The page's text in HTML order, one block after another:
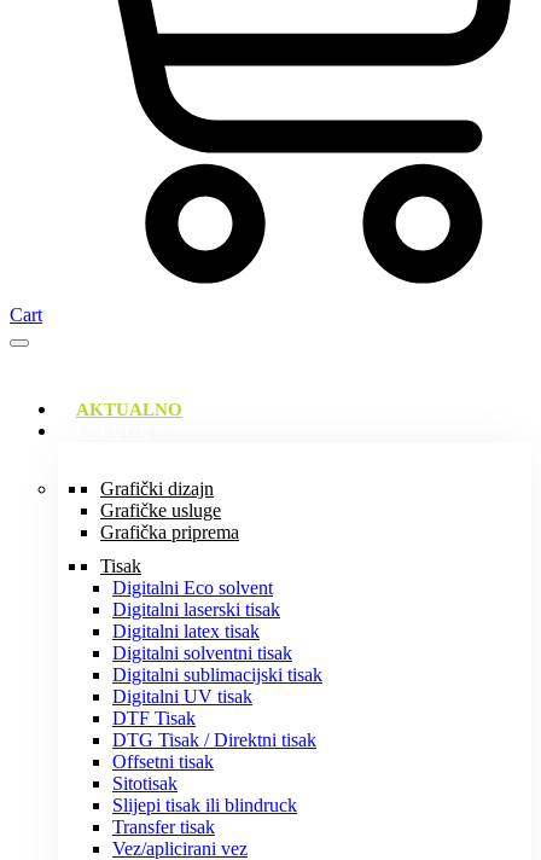
Cart
AKTUALNO
Grafički dizajn
Grafičke usluge
Grafička priprema
Tisak
Digitalni Eco solvent
Digitalni laserski tisak
Digitalni latex tisak
Digitalni solventni tisak
Digitalni sublimacijski tisak
Digitalni UV tisak
DTF Tisak
DTG Tisak / Direktni tisak
Offsetni tisak
Sitotisak
Slijepi tisak ili blindruck
Transfer tisak
Vez/aplicirani vez